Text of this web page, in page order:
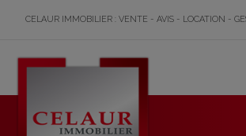
CELAUR IMMOBILIER : VENTE - AVIS - LOCATION -